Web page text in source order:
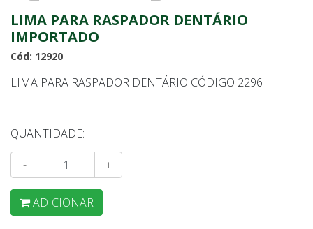
LIMA PARA RASPADOR DENTÁRIO
IMPORTADO
Cód: 12920
LIMA PARA RASPADOR DENTÁRIO CÓDIGO 2296
QUANTIDADE:
- +
ADICIONAR